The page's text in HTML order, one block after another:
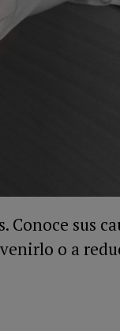
sus
o a